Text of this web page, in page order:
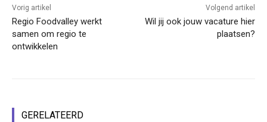
Vorig artikel
Regio Foodvalley werkt
samen om regio te
ontwikkelen
Volgend artikel
Wil jij ook jouw vacature hier
plaatsen?
GERELATEERD